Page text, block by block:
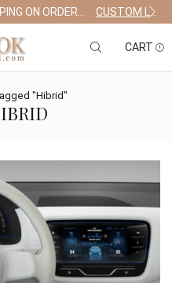
CUSTOM LINK
CART
"hibrid"